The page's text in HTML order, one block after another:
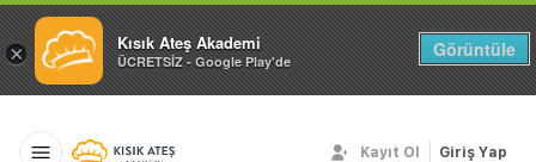
× Kısık Ateş Akademi
ÜCRETSİZ - Google Play'de
Görüntüle
Kayıt Ol Giriş Yap